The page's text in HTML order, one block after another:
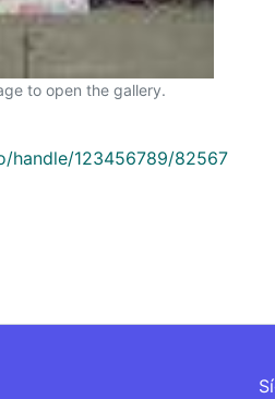
to open the gallery.
handle/123456789/82567